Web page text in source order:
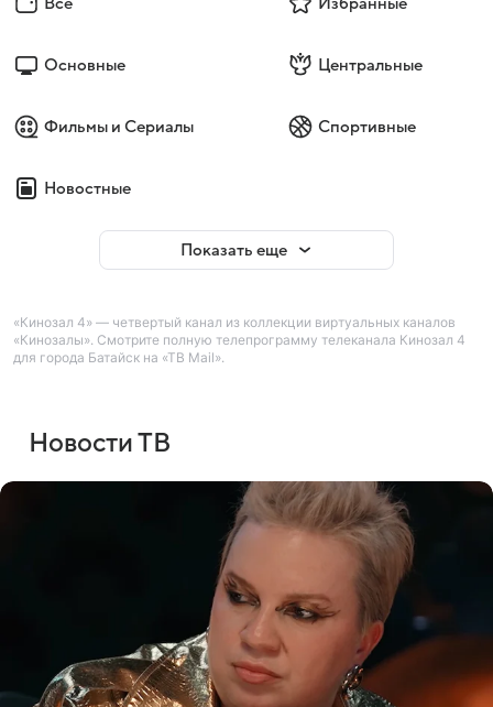
Основные Центральные
Фильмы и Сериалы Спортивные
Новостные
Показать еще
«Кинозал 4» — четвертый канал из коллекции виртуальных каналов
«Кинозалы». Смотрите полную телепрограмму телеканала Кинозал 4
для города Батайск на «ТВ Mail».
Новости ТВ